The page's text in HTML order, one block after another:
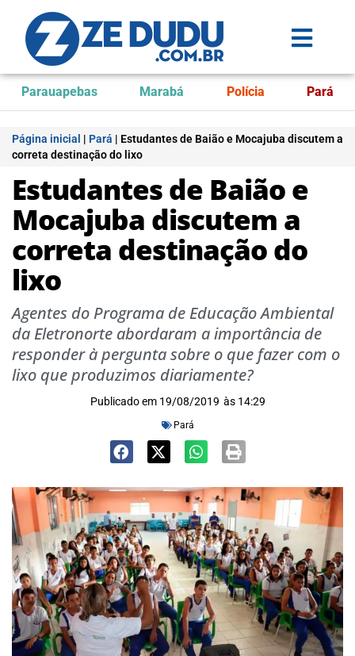
Parauapebas Marabá Polícia Pará
Página inicial | Pará | Estudantes de Baião e Mocajuba discutem a
correta destinação do lixo
Estudantes de Baião e
Mocajuba discutem a
correta destinação do
lixo
Agentes do Programa de Educação Ambiental
da Eletronorte abordaram a importância de
responder à pergunta sobre o que fazer com o
lixo que produzimos diariamente?
Publicado em 19/08/2019 às 14:29
Pará